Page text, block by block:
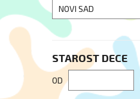
NOVI SAD
STAROST DECE
OD